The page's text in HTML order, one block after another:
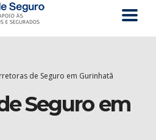
de Seguro em Gurinhatã
Seguro em